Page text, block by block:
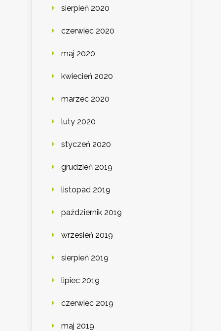
sierpień 2020
czerwiec 2020
maj 2020
kwiecień 2020
marzec 2020
luty 2020
styczeń 2020
grudzień 2019
listopad 2019
październik 2019
wrzesień 2019
sierpień 2019
lipiec 2019
czerwiec 2019
maj 2019